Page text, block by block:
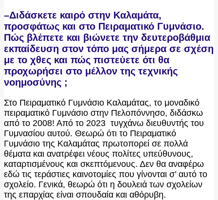
–Διδάσκετε καιρό στην Καλαμάτα,
προσφάτως και στο Πειραματικό Γυμνάσιο.
Πώς βλέπετε και βιώνετε την δευτεροβάθμια
εκπαίδευση στον τόπο μας σήμερα σε σχέση
με το χθες και πώς πιστεύετε ότι θα
προχωρήσει στο μέλλον της τεχνικής
νοημοσύνης ;
Στο Πειραματικό Γυμνάσιο Καλαμάτας, το μοναδικό
πειραματικό Γυμνάσιο στην Πελοπόννησο, διδάσκω
από το 2008! Από το 2023 τυγχάνω διευθυντής του
Γυμνασίου αυτού. Θεωρώ ότι το Πειραματικό
Γυμνάσιο της Καλαμάτας πρωτοπορεί σε πολλά
θέματα και ανατρέφει νέους πολίτες υπεύθυνους,
καταρτισμένους και σκεπτόμενους. Δεν θα αναφέρω
εδώ τις τεράστιες καινοτομίες που γίνονται σ’ αυτό το
σχολείο. Γενικά, θεωρώ ότι η δουλειά των σχολείων
της επαρχίας είναι σπουδαία και αθόρυβη.